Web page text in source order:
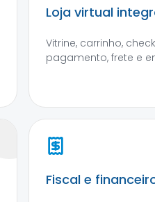
Loja virtual
Vitrine, carrinho,
pagamento, frete e
Fiscal e